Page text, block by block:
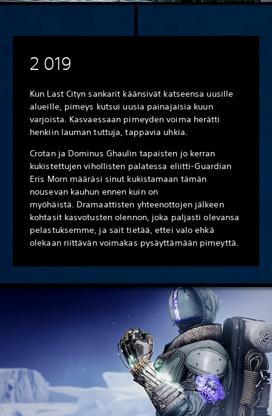
2 019
Kun Last Cityn sankarit käänsivät katseensa uusille
alueille, pimeys kutsui uusia painajaisia kuun
varjoista. Kasvaessaan pimeyden voima herätti
henkiin lauman tuttuja, tappavia uhkia.
Crotan ja Dominus Ghaulin tapaisten jo kerran
kukistettujen vihollisten palatessa eliitti-Guardian
Eris Morn määräsi sinut kukistamaan tämän
nousevan kauhun ennen kuin on
myöhäistä. Dramaattisten yhteenottojen jälkeen
kohtasit kasvotusten olennon, joka paljasti olevansa
pelastuksemme, ja sait tietää, ettei valo ehkä
olekaan riittävän voimakas pysäyttämään pimeyttä.